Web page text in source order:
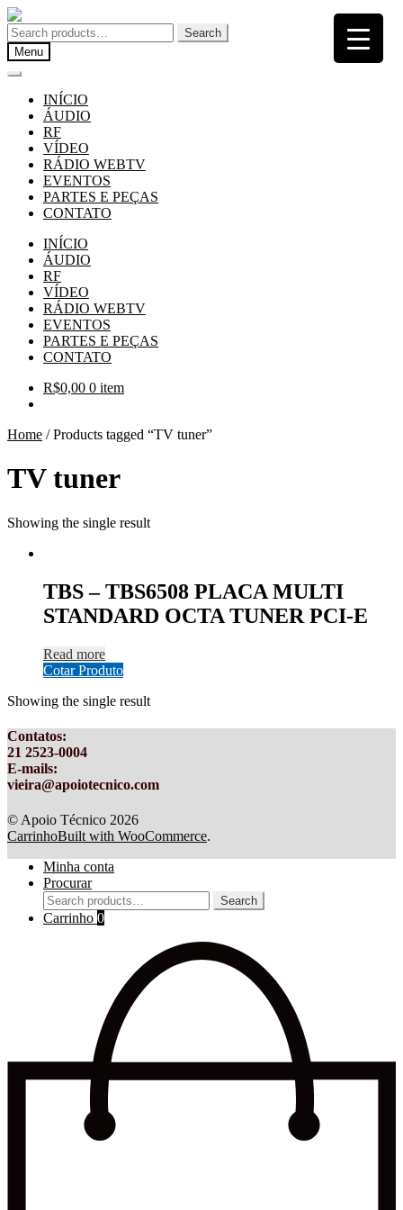
Pular
para
navegação
Pular
para
o
conteúdo
Search
for:
Search
Menu
INÍCIO
ÁUDIO
RF
VÍDEO
RÁDIO WEBTV
EVENTOS
PARTES E PEÇAS
CONTATO
INÍCIO
ÁUDIO
RF
VÍDEO
RÁDIO WEBTV
EVENTOS
PARTES E PEÇAS
CONTATO
R$0,00 0 item
Home /Products tagged “TV tuner”
TV tuner
Showing the single result
TBS – TBS6508 PLACA MULTI
STANDARD OCTA TUNER PCI-E
Read more
Cotar Produto
Showing the single result
Contatos:
21 2523-0004
E-mails:
vieira@apoiotecnico.com
© Apoio Técnico 2026
CarrinhoBuilt with WooCommerce.
Minha conta
Procurar
Search
for:
Search
Carrinho 0